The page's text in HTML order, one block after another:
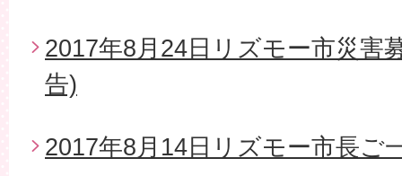
2017年8月24日リズモー市災害
告)
2017年8月14日リズモー市長ご